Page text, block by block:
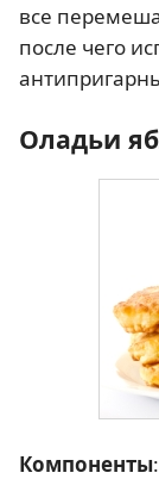
все
после чего
Оладьи
Компоненты